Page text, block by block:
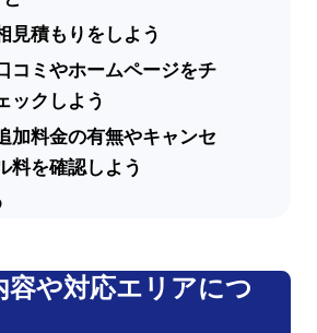
見積もりをしよう
コミやホームページをチ
ックしよう
加料金の有無やキャンセ
料を確認しよう
容や対応エリアにつ